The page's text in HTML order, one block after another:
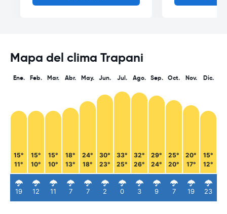
Mapa del clima Trapani
Ene.
15°
11°
19
Feb.
15°
10°
12
Mar.
15°
10°
11
Abr.
18°
13°
7
May.
24°
18°
7
Jun.
30°
23°
2
Jul.
33°
25°
0
Ago.
32°
26°
3
Sep.
29°
24°
9
Oct.
25°
20°
7
Nov.
20°
17°
19
Dic.
15°
12°
23